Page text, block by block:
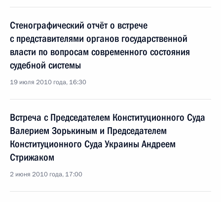
Стенографический отчёт о встрече
с представителями органов государственной
власти по вопросам современного состояния
судебной системы
19 июля 2010 года, 16:30
Встреча с Председателем Конституционного Суда
Валерием Зорькиным и Председателем
Конституционного Суда Украины Андреем
Стрижаком
2 июня 2010 года, 17:00